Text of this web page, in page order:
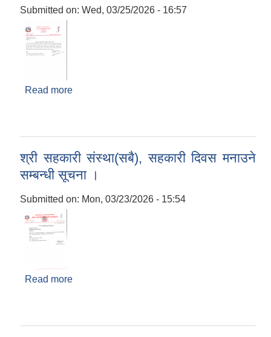
Submitted on: Wed, 03/25/2026 - 16:57
Read more
श्री सहकारी संस्था(सबै), सहकारी दिवस मनाउने
सम्बन्धी सूचना ।
Submitted on: Mon, 03/23/2026 - 15:54
Read more